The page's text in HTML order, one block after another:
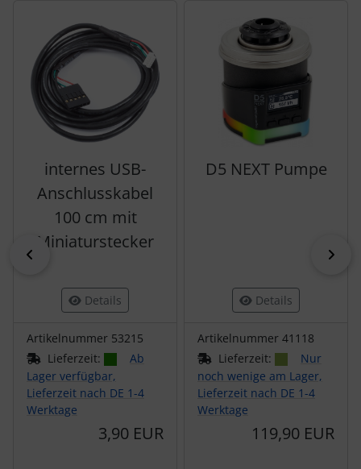
internes USB-
Anschlusskabel
100 cm mit
Miniaturstecker
Details
Artikelnummer 53215
Lieferzeit:
Ab
Lager verfügbar,
Lieferzeit nach DE 1-4
Werktage
3,90 EUR
D5 NEXT Pumpe
Details
Artikelnummer 41118
Lieferzeit:
Nur
noch wenige am Lager,
Lieferzeit nach DE 1-4
Werktage
119,90 EUR